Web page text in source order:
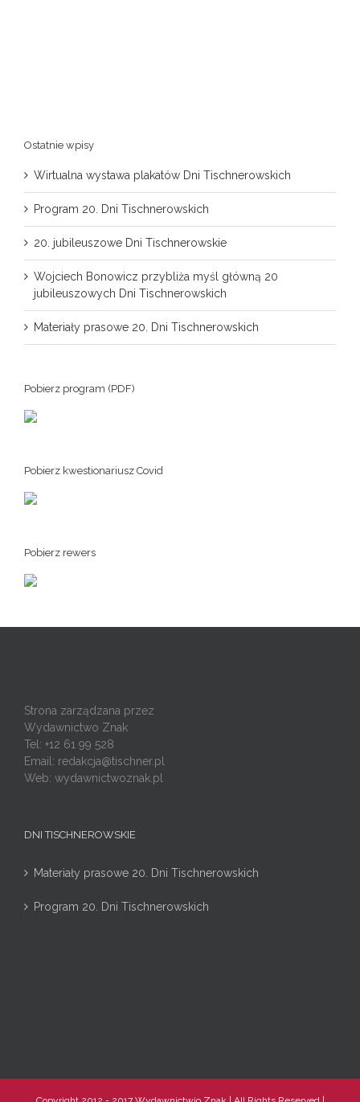
Ostatnie wpisy
Wirtualna wystawa plakatów Dni Tischnerowskich
Program 20. Dni Tischnerowskich
20. jubileuszowe Dni Tischnerowskie
Wojciech Bonowicz przybliża myśl główną 20
jubileuszowych Dni Tischnerowskich
Materiały prasowe 20. Dni Tischnerowskich
Pobierz program (PDF)
Pobierz kwestionariusz Covid
Pobierz rewers
Strona zarządzana przez
Wydawnictwo Znak
Tel: +12 61 99 528
Email: redakcja@tischner.pl
Web: wydawnictwoznak.pl
DNI TISCHNEROWSKIE
Materiały prasowe 20. Dni Tischnerowskich
Program 20. Dni Tischnerowskich